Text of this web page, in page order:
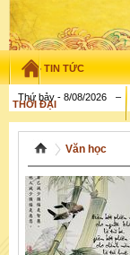
TIN TỨC
THỜI ĐẠI
Thứ bảy - 8/08/2026 –
Văn học